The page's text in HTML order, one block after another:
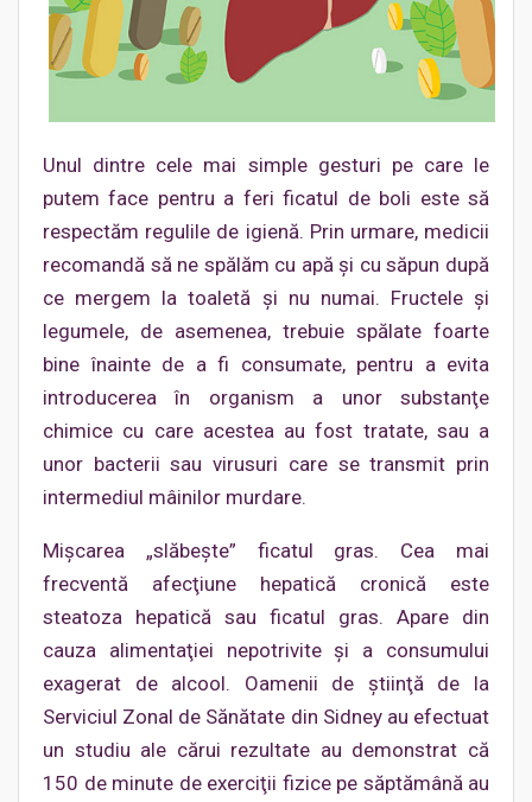
Unul dintre cele mai simple gesturi pe care le
putem face pentru a feri ficatul de boli este să
respectăm regulile de igienă. Prin urmare, medicii
recomandă să ne spălăm cu apă şi cu săpun după
ce mergem la toaletă şi nu numai. Fructele şi
legumele, de asemenea, trebuie spălate foarte
bine înainte de a fi consumate, pentru a evita
introducerea în organism a unor substanţe
chimice cu care acestea au fost tratate, sau a
unor bacterii sau virusuri care se transmit prin
intermediul mâinilor murdare.
Mişcarea „slăbeşte” ficatul gras. Cea mai
frecventă afecţiune hepatică cronică este
steatoza hepatică sau ficatul gras. Apare din
cauza alimentaţiei nepotrivite şi a consumului
exagerat de alcool. Oamenii de ştiinţă de la
Serviciul Zonal de Sănătate din Sidney au efectuat
un studiu ale cărui rezultate au demonstrat că
150 de minute de exerciţii fizice pe săptămână au